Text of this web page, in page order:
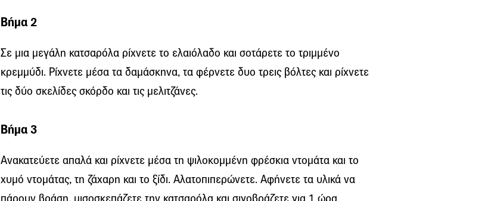
Βήμα 2
Σε μια μεγάλη κατσαρόλα ρίχνετε το ελαιόλαδο και σοτάρετε το τριμμένο
κρεμμύδι. Ρίχνετε μέσα τα δαμάσκηνα, τα φέρνετε δυο τρεις βόλτες και ρίχνετε
τις δύο σκελίδες σκόρδο και τις μελιτζάνες.
Βήμα 3
Ανακατεύετε απαλά και ρίχνετε μέσα τη ψιλοκομμένη φρέσκια ντομάτα και το
χυμό ντομάτας, τη ζάχαρη και το ξίδι. Αλατοπιπερώνετε. Αφήνετε τα υλικά να
πάρουν βράση, μισοσκεπάζετε την κατσαρόλα και σιγοβράζετε για 1 ώρα